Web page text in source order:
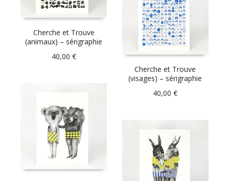
Cherche et Trouve
(animaux) – sérigraphie
40,00 €
Cherche et Trouve
(visages) – sérigraphie
40,00€